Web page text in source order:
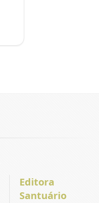
Editora
Santuário